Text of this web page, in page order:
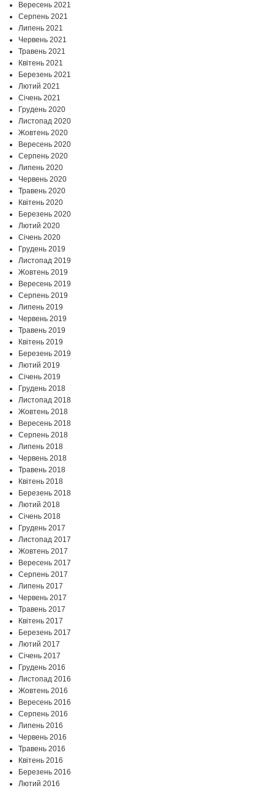
Вересень 2021
Серпень 2021
Липень 2021
Червень 2021
Травень 2021
Квітень 2021
Березень 2021
Лютий 2021
Січень 2021
Грудень 2020
Листопад 2020
Жовтень 2020
Вересень 2020
Серпень 2020
Липень 2020
Червень 2020
Травень 2020
Квітень 2020
Березень 2020
Лютий 2020
Січень 2020
Грудень 2019
Листопад 2019
Жовтень 2019
Вересень 2019
Серпень 2019
Липень 2019
Червень 2019
Травень 2019
Квітень 2019
Березень 2019
Лютий 2019
Січень 2019
Грудень 2018
Листопад 2018
Жовтень 2018
Вересень 2018
Серпень 2018
Липень 2018
Червень 2018
Травень 2018
Квітень 2018
Березень 2018
Лютий 2018
Січень 2018
Грудень 2017
Листопад 2017
Жовтень 2017
Вересень 2017
Серпень 2017
Липень 2017
Червень 2017
Травень 2017
Квітень 2017
Березень 2017
Лютий 2017
Січень 2017
Грудень 2016
Листопад 2016
Жовтень 2016
Вересень 2016
Серпень 2016
Липень 2016
Червень 2016
Травень 2016
Квітень 2016
Березень 2016
Лютий 2016